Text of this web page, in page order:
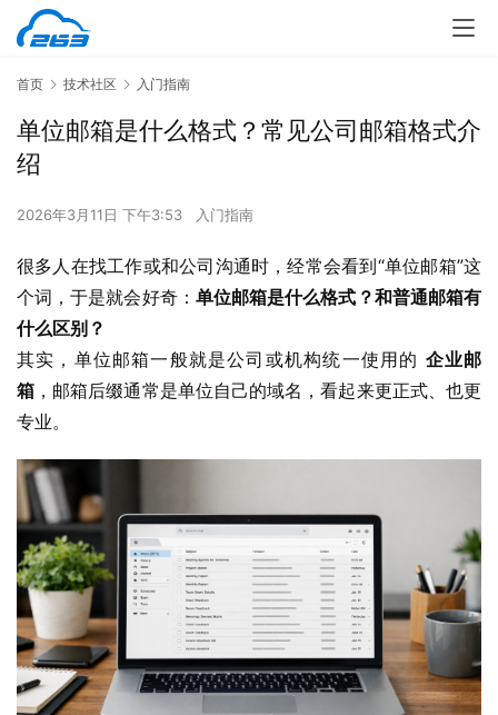
首页 技术社区 入门指南
单位邮箱是什么格式？常见公司邮箱格式介
绍
2026年3月11日 下午3:53 入门指南
很多人在找工作或和公司沟通时，经常会看到“单位邮箱”这
个词，于是就会好奇： 单位邮箱是什么格式？和普通邮箱有
什么区别？
其实，单位邮箱一般就是公司或机构统一使用的 企业邮
箱 ，邮箱后缀通常是单位自己的域名，看起来更正式、也更
专业。